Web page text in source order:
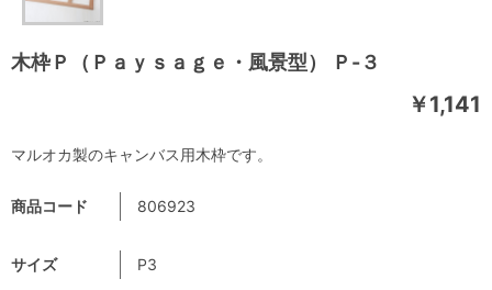
木枠Ｐ（Ｐａｙｓａｇｅ・風景型） Ｐ-３
￥1,141
商品コード 806923
サイズ P3
マルオカ製のキャンバス用木枠です。